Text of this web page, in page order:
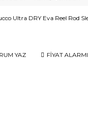
YAZ FİYAT ALARMI